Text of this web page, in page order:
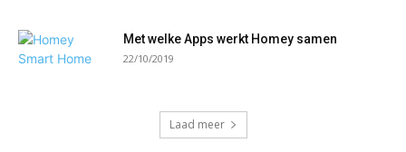
Met welke Apps werkt Homey samen
22/10/2019
Laad meer